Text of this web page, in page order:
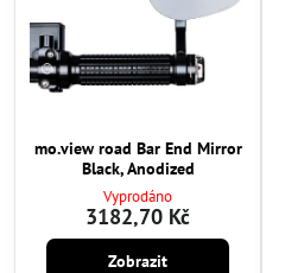
mo.view road Bar End Mirror
Black, Anodized
Vyprodáno
3182,70 Kč
Zobrazit